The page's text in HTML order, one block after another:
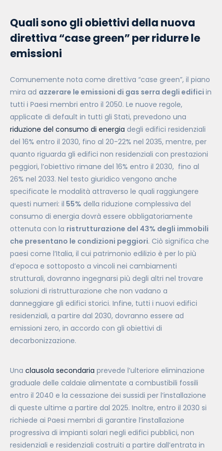
Quali sono gli obiettivi della nuova
direttiva “case green” per ridurre le
emissioni
Comunemente nota come direttiva “case green”, il piano
mira ad azzerare le emissioni di gas serra degli edifici in
tutti i Paesi membri entro il 2050. Le nuove regole,
applicate di default in tutti gli Stati, prevedono una
riduzione del consumo di energia degli edifici residenziali
del 16% entro il 2030, fino al 20-22% nel 2035, mentre, per
quanto riguarda gli edifici non residenziali con prestazioni
peggiori, l’obiettivo rimane del 16% entro il 2030, fino al
26% nel 2033. Nel testo giuridico vengono anche
specificate le modalità attraverso le quali raggiungere
questi numeri: il 55% della riduzione complessiva del
consumo di energia dovrà essere obbligatoriamente
ottenuta con la ristrutturazione del 43% degli immobili
che presentano le condizioni peggiori. Ciò significa che
paesi come l’Italia, il cui patrimonio edilizio è per lo più
d’epoca e sottoposto a vincoli nei cambiamenti
strutturali, dovranno ingegnarsi più degli altri nel trovare
soluzioni di ristrutturazione che non vadano a
danneggiare gli edifici storici. Infine, tutti i nuovi edifici
residenziali, a partire dal 2030, dovranno essere ad
emissioni zero, in accordo con gli obiettivi di
decarbonizzazione.
Una clausola secondaria prevede l’ulteriore eliminazione
graduale delle caldaie alimentate a combustibili fossili
entro il 2040 e la cessazione dei sussidi per l’installazione
di queste ultime a partire dal 2025. Inoltre, entro il 2030 si
richiede ai Paesi membri di garantire l’installazione
progressiva di impianti solari negli edifici pubblici, non
residenziali e residenziali costruiti a partire dall’entrata in